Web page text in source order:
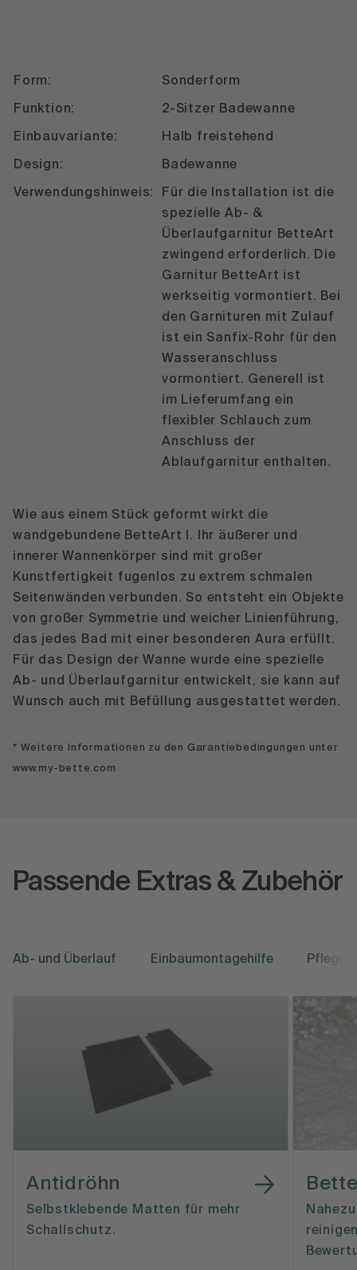
Form: Sonderform
Funktion: 2-Sitzer Badewanne
Einbauvariante: Halb freistehend
Design: Badewanne
Verwendungshinweis:
Für die Installation ist die
spezielle Ab- &
Überlaufgarnitur BetteArt
zwingend erforderlich. Die
Garnitur BetteArt ist
werkseitig vormontiert. Bei
den Garnituren mit Zulauf
ist ein Sanfix-Rohr für den
Wasseranschluss
vormontiert. Generell ist
im Lieferumfang ein
flexibler Schlauch zum
Anschluss der
Ablaufgarnitur enthalten.
Wie aus einem Stück geformt wirkt die
wandgebundene BetteArt I. Ihr äußerer und
innerer Wannenkörper sind mit großer
Kunstfertigkeit fugenlos zu extrem schmalen
Seitenwänden verbunden. So entsteht ein Objekte
von großer Symmetrie und weicher Linienführung,
das jedes Bad mit einer besonderen Aura erfüllt.
Für das Design der Wanne wurde eine spezielle
Ab- und Überlaufgarnitur entwickelt, sie kann auf
Wunsch auch mit Befüllung ausgestattet werden.
* Weitere Informationen zu den Garantiebedingungen unter
www.my-bette.com
Passende Extras & Zubehör
Ab- und Überlauf Einbaumontagehilfe Pflege
Antidröhn
Selbstklebende Matten für mehr
Schallschutz.